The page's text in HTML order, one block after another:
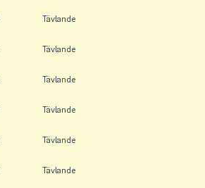
Tävlande
Tävlande
Tävlande
Tävlande
Tävlande
Tävlande